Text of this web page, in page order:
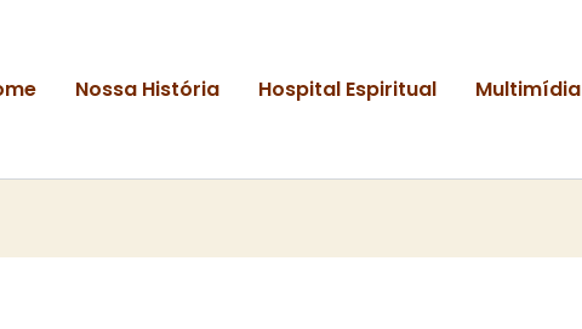
Nossa História Hospital Espiritual Multimídia